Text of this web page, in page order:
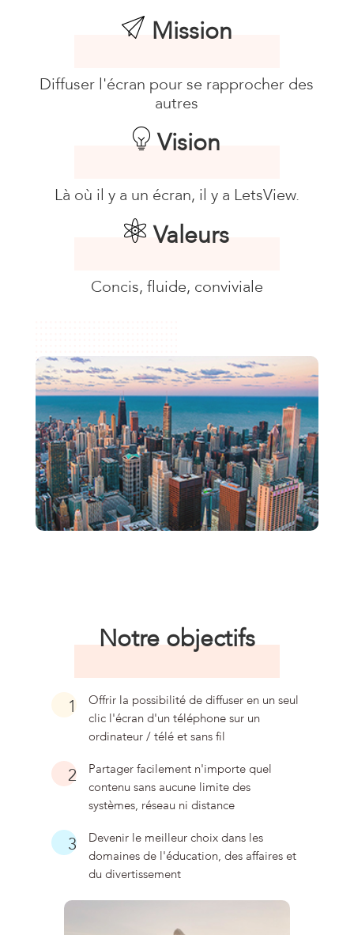
Mission
Diffuser l'écran pour se rapprocher des
autres
Vision
Là où il y a un écran, il y a LetsView.
Valeurs
Concis, fluide, conviviale
Notre objectifs
1
Offrir la possibilité de diffuser en un seul
clic l'écran d'un téléphone sur un
ordinateur / télé et sans fil
2
Partager facilement n'importe quel
contenu sans aucune limite des
systèmes, réseau ni distance
3
Devenir le meilleur choix dans les
domaines de l'éducation, des affaires et
du divertissement